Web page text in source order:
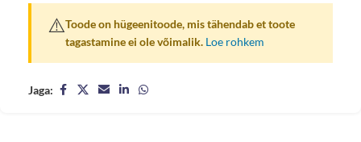
⚠️Toode on hügeenitoode, mis tähendab et toote
tagastamine ei ole võimalik. Loe rohkem
Jaga: